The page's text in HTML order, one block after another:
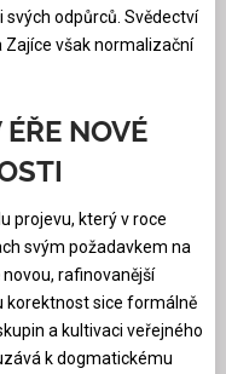
odpůrců. Svědectví
však normalizační
NOVÉ
projevu, který v roce
svým požadavkem na
rafinovanější
korektnost sice formálně
a kultivaci veřejného
k dogmatickému